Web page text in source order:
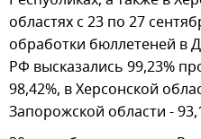
областях с 23 по 27
обработки бюллетеней в
РФ высказались 99,23%
98,42%, в Херсонской
Запорожской области -